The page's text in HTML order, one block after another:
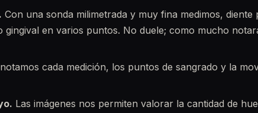
Con una sonda milimetrada y muy fina medimos, diente
gingival en varios puntos. No duele; como mucho
cada medición, los puntos de sangrado y la
Las imágenes nos permiten valorar la cantidad de